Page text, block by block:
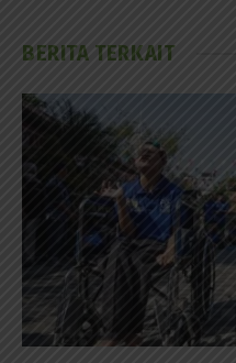
BERITA TERKAIT